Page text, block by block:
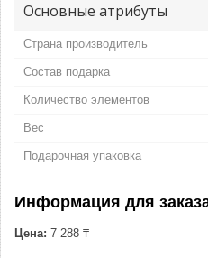
Основные атрибуты
Страна производитель
Состав подарка
Количество элементов
Вес
Подарочная упаковка
Информация для
Цена: 7 288 ₸